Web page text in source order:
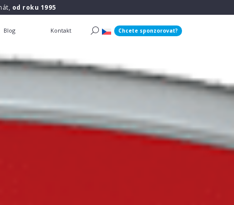
od roku 1995
Blog Kontakt Chcete sponzorovat?